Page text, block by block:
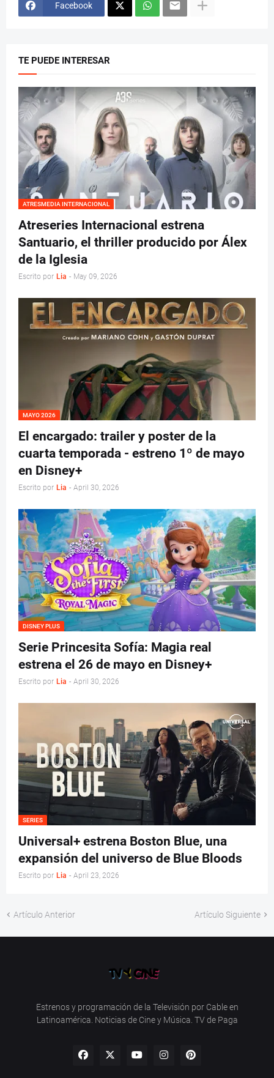
Facebook
TE PUEDE INTERESAR
ATRESMEDIA INTERNACIONAL
Atreseries Internacional estrena
Santuario, el thriller producido por Álex
de la Iglesia
Escrito por Lia - May 09, 2026
MAYO 2026
El encargado: trailer y poster de la
cuarta temporada - estreno 1º de mayo
en Disney+
Escrito por Lia - April 30, 2026
DISNEY PLUS
Serie Princesita Sofía: Magia real
estrena el 26 de mayo en Disney+
Escrito por Lia - April 30, 2026
SERIES
Universal+ estrena Boston Blue, una
expansión del universo de Blue Bloods
Escrito por Lia - April 23, 2026
Artículo Anterior Artículo Siguiente
Estrenos y programación de la Televisión por Cable en
Latinoamérica. Noticias de Cine y Música. TV de Paga